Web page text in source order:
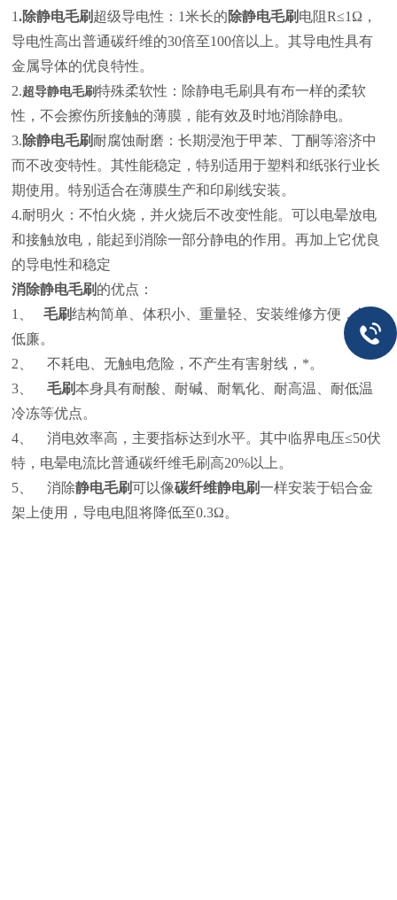
1.除静电毛刷 超级导电性：1米长的除静电毛刷 电阻R≤1Ω，
导电性高出普通碳纤维的30倍至100倍以上。其导电性具有
金属导体的优良特性。
2.超导静电毛刷特殊柔软性：除静电毛刷具有布一样的柔软
性，不会擦伤所接触的薄膜，能有效及时地消除静电。
3.除静电毛刷耐腐蚀耐磨：长期浸泡于甲苯、丁酮等溶济中
而不改变特性。其性能稳定，特别适用于塑料和纸张行业长
期使用。特别适合在薄膜生产和印刷线安装。
4.耐明火：不怕火烧，并火烧后不改变性能。可以电晕放电
和接触放电，能起到消除一部分静电的作用。再加上它优良
的导电性和稳定
消除静电毛刷 的优点：
1、毛刷结构简单、体积小、重量轻、安装维修方便，价格
低廉。
2、不耗电、无触电危险，不产生有害射线，*。
3、毛刷本身具有耐酸、耐碱、耐氧化、耐高温、耐低温
冷冻等优点。
4、消电效率高，主要指标达到水平。其中临界电压≤50伏
特，电晕电流比普通碳纤维毛刷高20%以上。
5、消除静电毛刷可以像碳纤维静电刷一样安装于铝合金
架上使用，导电电阻将降低至0.3Ω。